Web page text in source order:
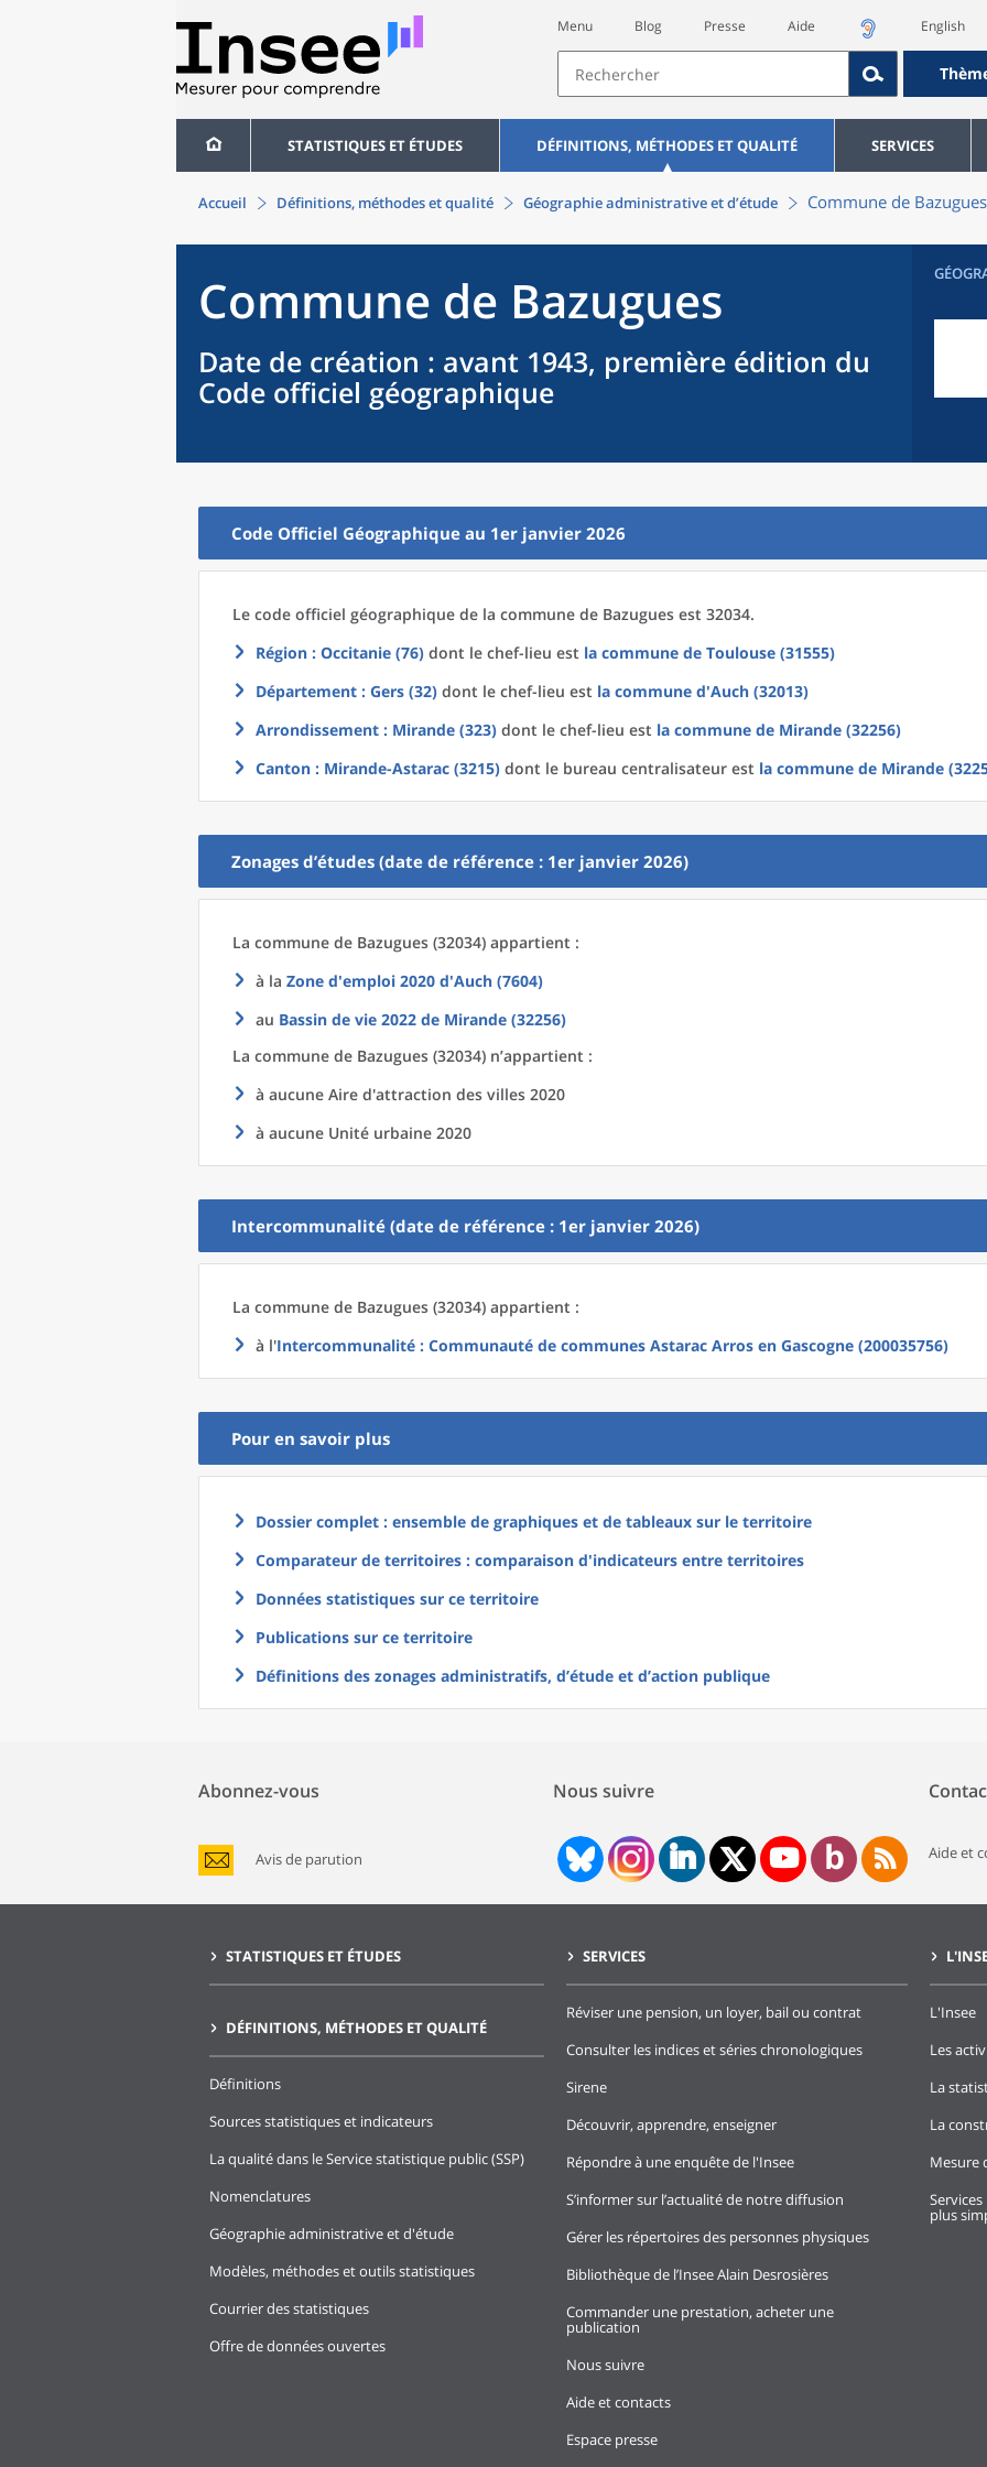
Menu Blog Presse Aide English
STATISTIQUES ET ÉTUDES DÉFINITIONS, MÉTHODES ET QUALITÉ SERVICES
Accueil Définitions, méthodes et qualité Géographie administrative et d’étude Commune de Bazugues
Commune de Bazugues
Date de création : avant 1943, première édition du
Code officiel géographique
Code Officiel Géographique au 1er janvier 2026
Le code officiel géographique de la commune de Bazugues est 32034.
Région : Occitanie (76) dont le chef-lieu est la commune de Toulouse (31555)
Département : Gers (32) dont le chef-lieu est la commune d'Auch (32013)
Arrondissement : Mirande (323) dont le chef-lieu est la commune de Mirande (32256)
Canton : Mirande-Astarac (3215) dont le bureau centralisateur est la commune de Mirande
Zonages d’études (date de référence : 1er janvier 2026)
La commune de Bazugues (32034) appartient :
à la Zone d'emploi 2020 d'Auch (7604)
au Bassin de vie 2022 de Mirande (32256)
La commune de Bazugues (32034) n’appartient :
à aucune Aire d'attraction des villes 2020
à aucune Unité urbaine 2020
Intercommunalité (date de référence : 1er janvier 2026)
La commune de Bazugues (32034) appartient :
à l'Intercommunalité : Communauté de communes Astarac Arros en Gascogne (200035756)
Pour en savoir plus
Dossier complet : ensemble de graphiques et de tableaux sur le territoire
Comparateur de territoires : comparaison d'indicateurs entre territoires
Données statistiques sur ce territoire
Publications sur ce territoire
Définitions des zonages administratifs, d’étude et d’action publique
Abonnez-vous
Avis de parution
Nous suivre
Aide et
STATISTIQUES ET ÉTUDES
DÉFINITIONS, MÉTHODES ET QUALITÉ
Définitions
Sources statistiques et indicateurs
La qualité dans le Service statistique public (SSP)
Nomenclatures
Géographie administrative et d'étude
Modèles, méthodes et outils statistiques
Courrier des statistiques
Offre de données ouvertes
SERVICES
Réviser une pension, un loyer, bail ou contrat
Consulter les indices et séries chronologiques
Sirene
Découvrir, apprendre, enseigner
Répondre à une enquête de l'Insee
S’informer sur l’actualité de notre diffusion
Gérer les répertoires des personnes physiques
Bibliothèque de l’Insee Alain Desrosières
Commander une prestation, acheter une
publication
Nous suivre
Aide et contacts
Espace presse
L'Insee
Les
La
La
Mesure
plus